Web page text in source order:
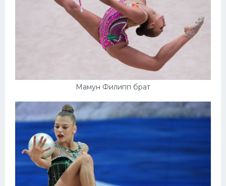
Мамун Филипп брат